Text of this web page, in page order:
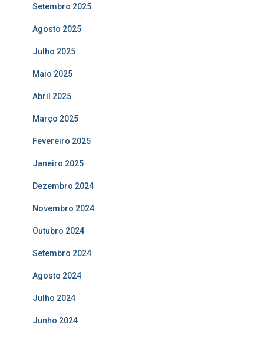
Setembro 2025
Agosto 2025
Julho 2025
Maio 2025
Abril 2025
Março 2025
Fevereiro 2025
Janeiro 2025
Dezembro 2024
Novembro 2024
Outubro 2024
Setembro 2024
Agosto 2024
Julho 2024
Junho 2024